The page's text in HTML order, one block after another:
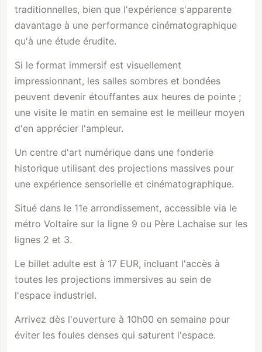
traditionnelles, bien que l'expérience s'apparente
davantage à une performance cinématographique
qu'à une étude érudite.
Si le format immersif est visuellement
impressionnant, les salles sombres et bondées
peuvent devenir étouffantes aux heures de pointe ;
une visite le matin en semaine est le meilleur moyen
d'en apprécier l'ampleur.
Un centre d'art numérique dans une fonderie
historique utilisant des projections massives pour
une expérience sensorielle et cinématographique.
Situé dans le 11e arrondissement, accessible via le
métro Voltaire sur la ligne 9 ou Père Lachaise sur les
lignes 2 et 3.
Le billet adulte est à 17 EUR, incluant l'accès à
toutes les projections immersives au sein de
l'espace industriel.
Arrivez dès l'ouverture à 10h00 en semaine pour
éviter les foules denses qui saturent l'espace.